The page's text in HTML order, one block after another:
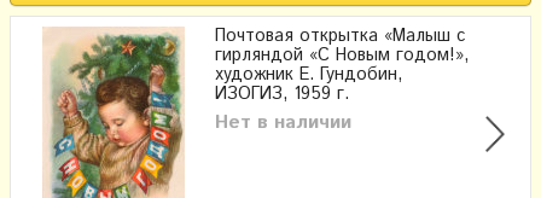
Почтовая открытка «Малыш с
гирляндой «С Новым годом!»,
художник Е. Гундобин,
ИЗОГИЗ, 1959 г.
Нет в наличии